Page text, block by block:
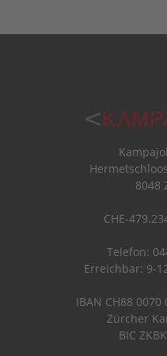
8048
CHE-
Telefon:
Erreichbar: 9-
IBAN CH88 0070
Zürcher
BIC